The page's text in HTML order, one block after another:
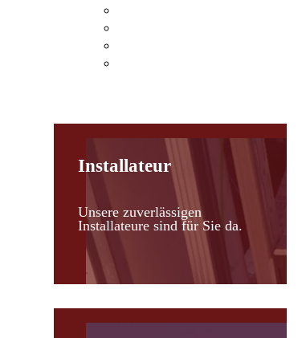
Installateur
Unsere zuverlässigen
Installateure sind für Sie da.